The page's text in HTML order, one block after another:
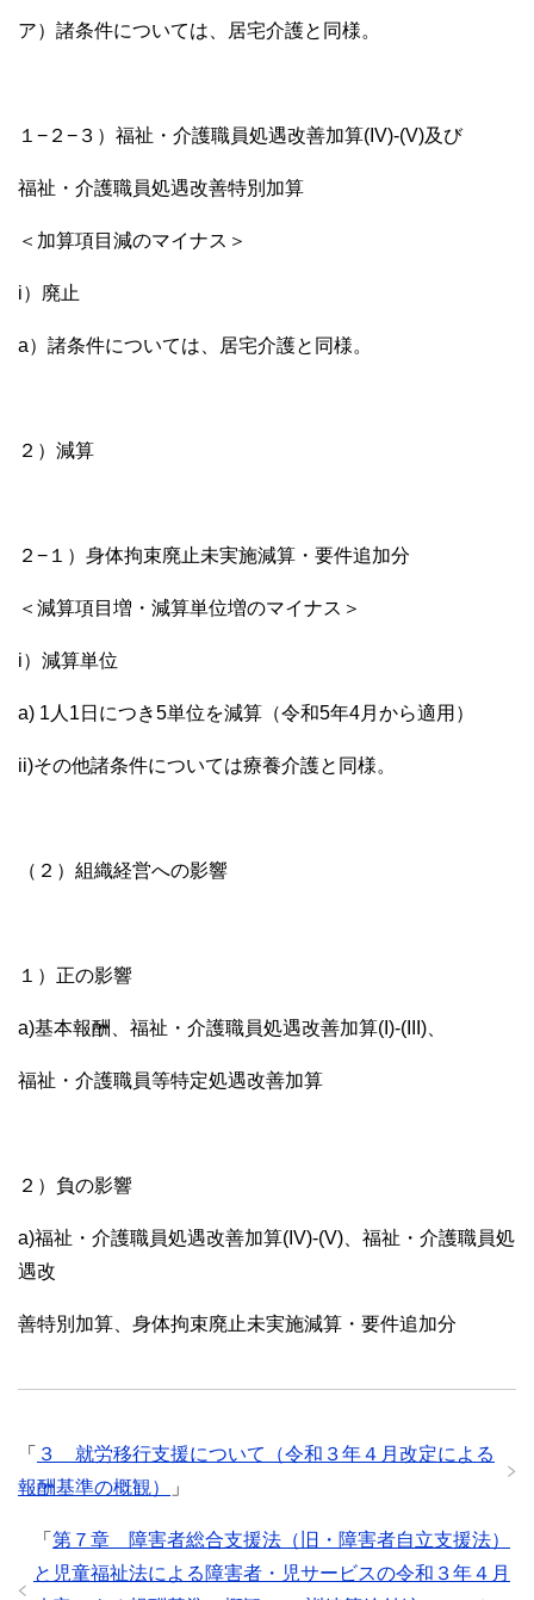
ア）諸条件については、居宅介護と同様。
１−２−３）福祉・介護職員処遇改善加算(IV)-(V)及び
福祉・介護職員処遇改善特別加算
＜加算項目減のマイナス＞
i）廃止
a）諸条件については、居宅介護と同様。
２）減算
２−１）身体拘束廃止未実施減算・要件追加分
＜減算項目増・減算単位増のマイナス＞
i）減算単位
a) 1人1日につき5単位を減算（令和5年4月から適用）
ii)その他諸条件については療養介護と同様。
（２）組織経営への影響
１）正の影響
a)基本報酬、福祉・介護職員処遇改善加算(I)-(III)、
福祉・介護職員等特定処遇改善加算
２）負の影響
a)福祉・介護職員処遇改善加算(IV)-(V)、福祉・介護職員処
遇改
善特別加算、身体拘束廃止未実施減算・要件追加分
「 ３ 就労移行支援について（令和３年４月改定による
報酬基準の概観）
」
「 第７章 障害者総合支援法（旧・障害者自立支援法）
と児童福祉法による障害者・児サービスの令和３年４月